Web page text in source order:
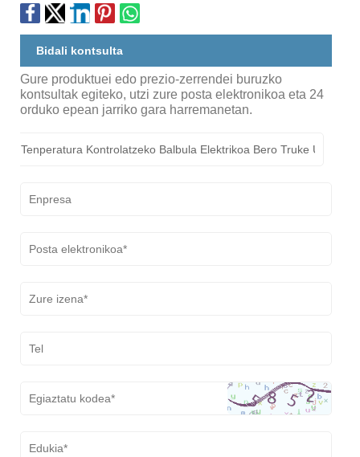
Bidali kontsulta
Gure produktuei edo prezio-zerrendei buruzko
kontsultak egiteko, utzi zure posta elektronikoa eta 24
orduko epean jarriko gara harremanetan.